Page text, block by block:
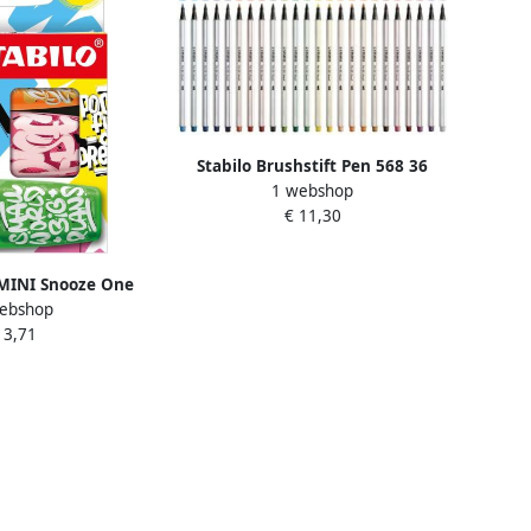
Snooze One
van 3 stuks:
en roze
Stabilo Brushstift Pen 568 36
smaragd groen
1 webshop
€ 11,30